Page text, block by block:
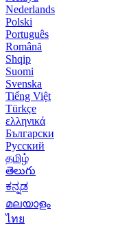
Nederlands
Polski
Português
Română
Shqip
Suomi
Svenska
Tiếng Việt
Türkçe
ελληνικά
Български
Русский
தமிழ்
తెలుగు
ಕನ್ನಡ
മലയാളം
ไทย